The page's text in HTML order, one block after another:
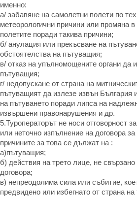
именно:
а/ забавяне на самолетни полети по
метеорологични причини или промяна в
полетите поради такива причини;
б/ анулация или прекъсване на
обстоятелства на пътуващия;
в/ отказ на упълномощените органи да
пътуващия;
г/ недопускане от страна на
пътуващият да излезе извън България
на пътуването поради липса на
извършени правонарушения и др.
5.Туроператорът не носи отговорност
или неточно изпълнение на договора за
причините за това се дължат на :
а)пътуващия;
б) действия на трето лице, не
договора;
в) непреодолима сила или събитие,
предвидено или избегнато от страна на